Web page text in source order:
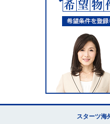
スターツ海